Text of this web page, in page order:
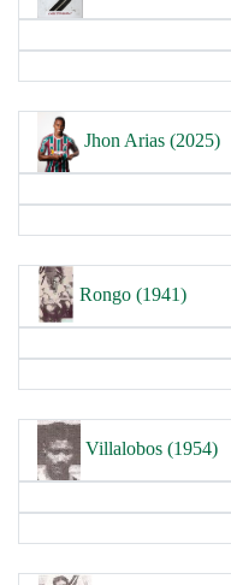
Jhon Arias (2025)
Rongo (1941)
Villalobos (1954)